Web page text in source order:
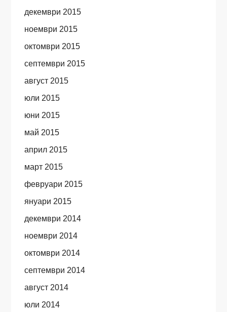
декември 2015
ноември 2015
октомври 2015
септември 2015
август 2015
юли 2015
юни 2015
май 2015
април 2015
март 2015
февруари 2015
януари 2015
декември 2014
ноември 2014
октомври 2014
септември 2014
август 2014
юли 2014